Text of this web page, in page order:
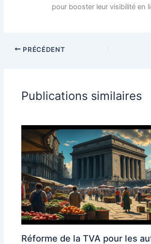
pour booster leur visibilité en
PRÉCÉDENT
Publications similaires
Réforme de la TVA pour les